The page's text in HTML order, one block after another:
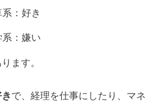
：好き
：嫌い
ます。
で、経理を仕事にしたり、マネ